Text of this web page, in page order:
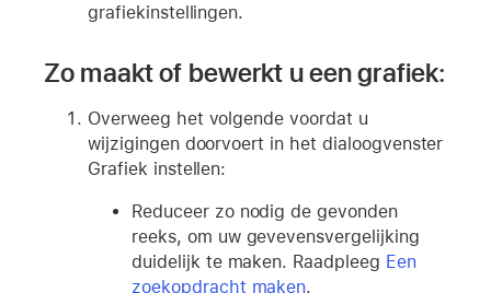
grafiekinstellingen.
Zo maakt of bewerkt u een grafiek:
Overweeg het volgende voordat u
wijzigingen doorvoert in het dialoogvenster
Grafiek instellen:
Reduceer zo nodig de gevonden
reeks, om uw gevevensvergelijking
duidelijk te maken. Raadpleeg Een
zoekopdracht maken.